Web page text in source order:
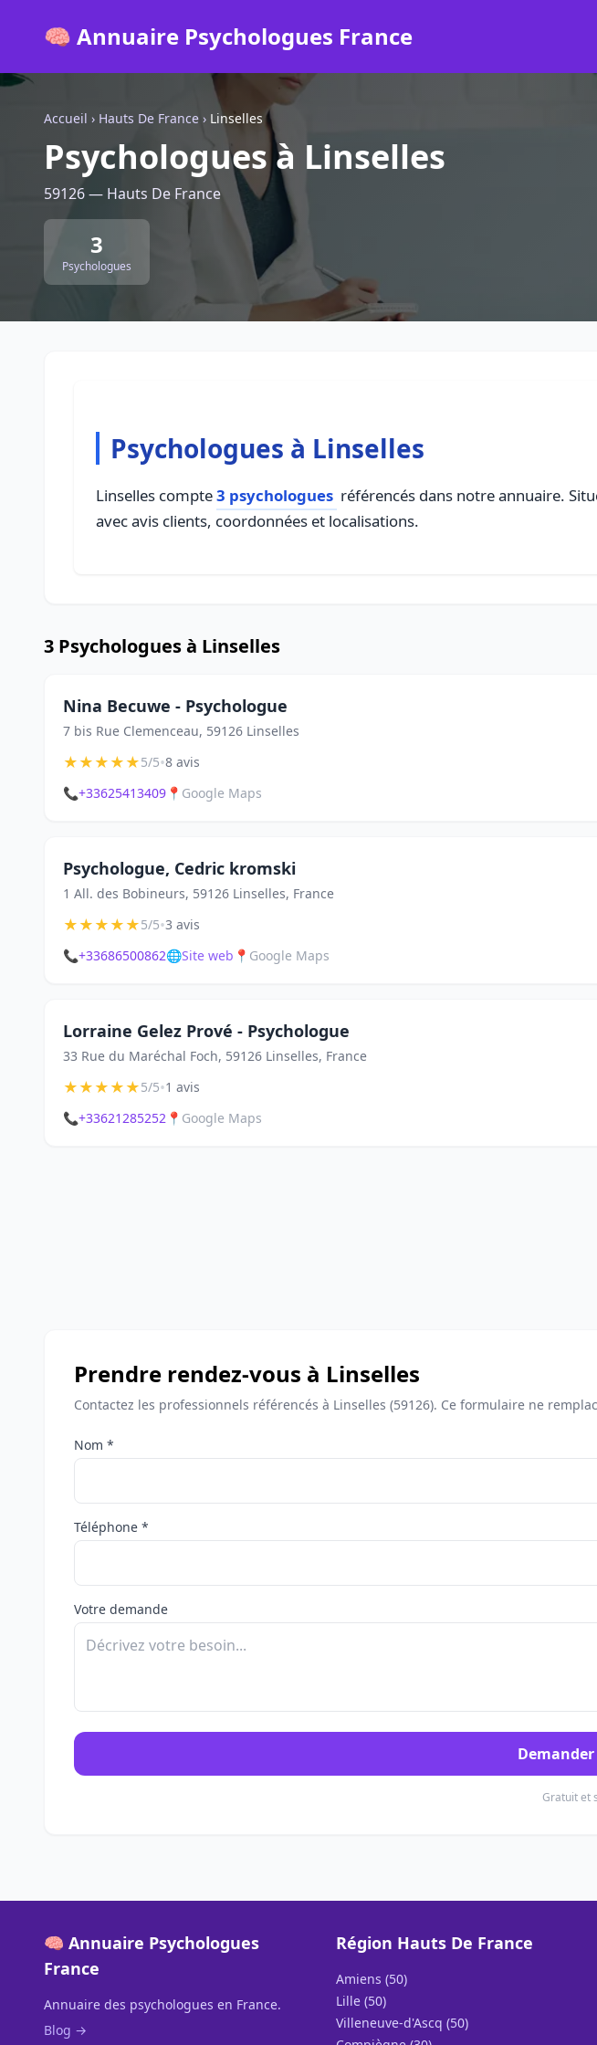
🧠 Annuaire Psychologues France
Accueil › Hauts De France › Linselles
Psychologues à Linselles
59126 — Hauts De France
3
Psychologues
Psychologues à Linselles
Linselles compte3 psychologues référencés dans notre annuaire.
avec avis clients, coordonnées et localisations.
3 Psychologues à Linselles
Nina Becuwe - Psychologue
7 bis Rue Clemenceau, 59126 Linselles
★★★★★5/5•8 avis
📞+33625413409 📍 Google Maps
Psychologue, Cedric kromski
1 All. des Bobineurs, 59126 Linselles, France
★★★★★5/5•3 avis
📞+33686500862🌐Site web 📍 Google Maps
Lorraine Gelez Prové - Psychologue
33 Rue du Maréchal Foch, 59126 Linselles, France
★★★★★5/5•1 avis
📞+33621285252 📍 Google Maps
Prendre rendez-vous à Linselles
Contactez les professionnels référencés à Linselles (59126). Ce formulaire ne
Nom *
Téléphone *
Votre demande
Gratuit et
🧠 Annuaire Psychologues
France
Annuaire des psychologues en France.
Blog →
Région Hauts De France
Amiens (50)
Lille (50)
Villeneuve-d'Ascq (50)